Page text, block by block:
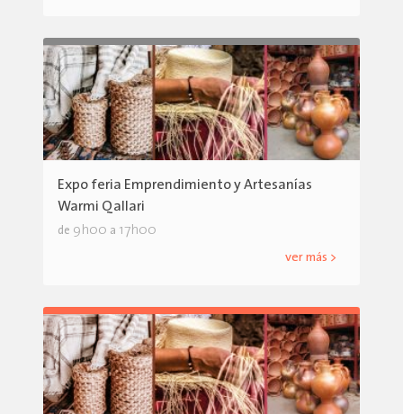
Expo feria Emprendimiento y Artesanías
Warmi Qallari
de 9h00 a 17h00
ver más >